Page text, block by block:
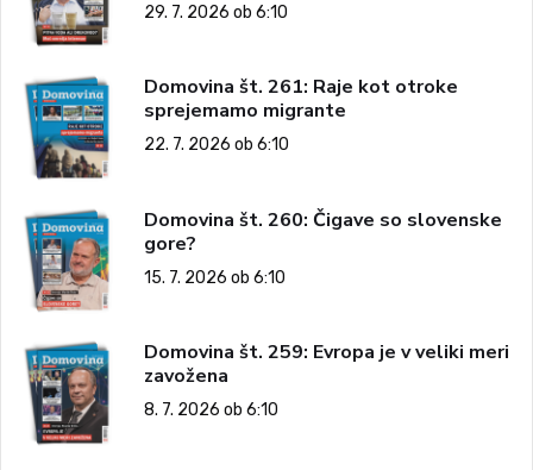
29. 7. 2026 ob 6:10
Domovina št. 261: Raje kot otroke
sprejemamo migrante
22. 7. 2026 ob 6:10
Domovina št. 260: Čigave so slovenske
gore?
15. 7. 2026 ob 6:10
Domovina št. 259: Evropa je v veliki meri
zavožena
8. 7. 2026 ob 6:10